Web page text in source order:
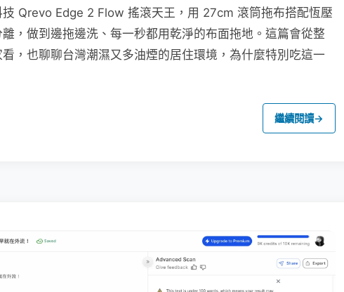
Qrevo Edge 2 Flow 搖滾天王，用 27cm 滾筒拖布搭配恆壓
，做到邊拖邊洗、每一秒都用乾淨的布面拖地。這篇會從整
，也聊聊台灣潮濕又多油煙的居住環境，為什麼特別吃這一
繼續閱讀→